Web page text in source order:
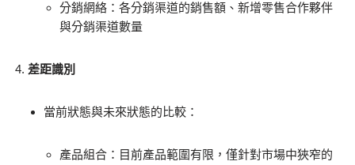
分銷網絡：各分銷渠道的銷售額、新增零售合作夥伴
與分銷渠道數量
差距識別
當前狀態與未來狀態的比較：
產品組合：目前產品範圍有限，僅針對市場中狹窄的